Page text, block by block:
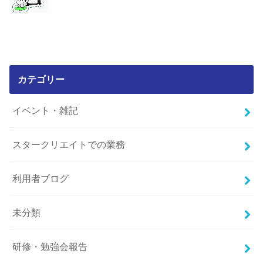
カテゴリー
イベント・雑記
スタークリエイトでの業務
利用者ブログ
未分類
研修・勉強会報告